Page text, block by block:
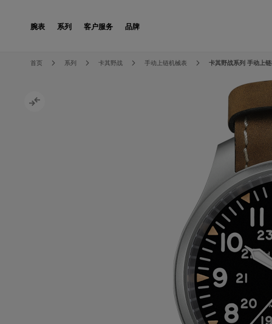
腕表 系列 客户服务 品牌
首页 系列 卡其野战 手动上链机械表 卡其野战系列 手动上